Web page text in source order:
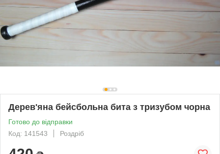
Дерев'яна бейсбольна бита з тризубом чорна
Готово до відправки
Код: 141543
Роздріб